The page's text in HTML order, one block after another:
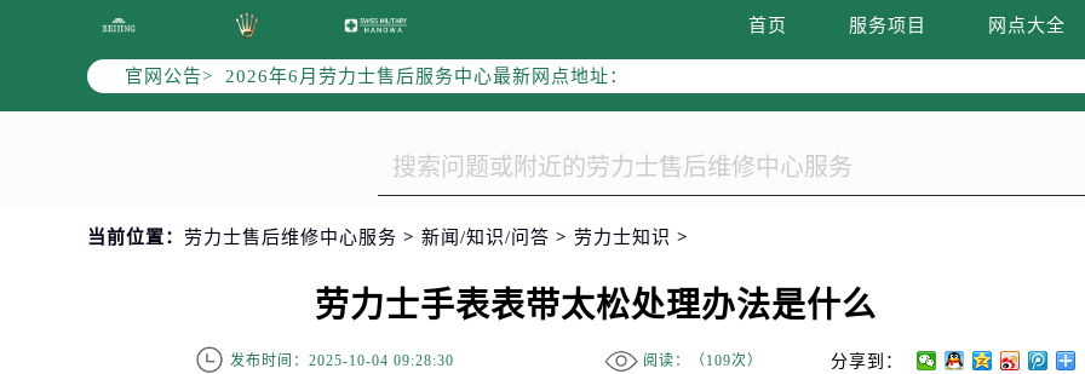
首页 服务项目 网点大全
官网公告>
2026年6月劳力士全国官方售后客户服务热线：400-805-0023
北京市东城区东长安街1号东方广场写字楼W3座6层602室（需提前预约）
北京市朝阳区建国门外大街甲6号华熙国际中心写字楼D座11层1102室（需提前预约）
上海市徐汇区虹桥路3号港汇中心写字楼2座37层3705室（需提前预约）
南京市秦淮区中山南路1号（新街口）南京中心写字楼22层C1-1室（需提前预约）
常州市新北区龙锦路1590号现代传媒中心写字楼5号楼10层1008室（需提前预约）
徐州市鼓楼区淮海东路29号苏宁广场IFC国际金融中心写字楼35层3508室（需提前预约）
扬州市邗江区国展路29号星耀天地写字楼1号楼18层1803室（需提前预约）
当前位置： 劳力士售后维修中心服务 > 新闻/知识/问答 > 劳力士知识 >
劳力士手表表带太松处理办法是什么
发布时间：2025-10-04 09:28:30 阅读：（109次） 分享到：